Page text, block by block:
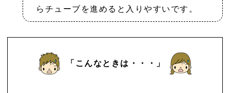
らチューブを進めると入りやすいです。
「こんなときは・・・」